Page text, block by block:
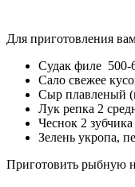
Для приготовления
Судак филе 500-
Сало свежее
Сыр плавленый
Лук репка 2
Чеснок 2 зубчика
Зелень укропа,
Приготовить рыбную